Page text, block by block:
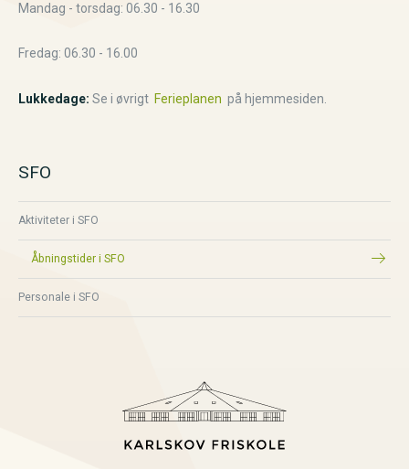
Mandag - torsdag: 06.30 - 16.30
Fredag: 06.30 - 16.00
Lukkedage: Se i øvrigt Ferieplanen på hjemmesiden.
SFO
Aktiviteter i SFO
Åbningstider i SFO
Personale i SFO